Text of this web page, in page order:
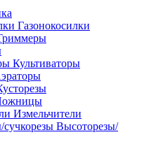
Газонокосилки
Культиваторы
Измельчители
Высоторезы/